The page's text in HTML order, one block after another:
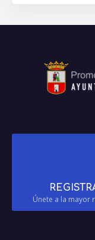
Únete a la mayor